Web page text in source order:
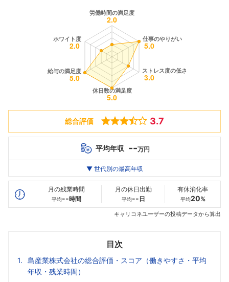
総合評価 3.7
平均年収 --万円
最高年収
20代
--万
30代
--万
--万
▼ 世代別の最高年収
月の残業時間
平均--時間
月の休日出勤
平均-- 日
有休消化率
平均20%
キャリコネユーザーの投稿データから算出
目次
島産業株式会社の総合評価・スコア（働きやすさ・平均
年収・残業時間）